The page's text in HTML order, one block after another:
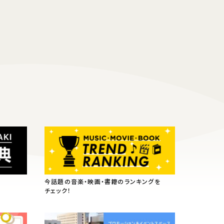
今話題の音楽・映画・書籍のランキングを
チェック！